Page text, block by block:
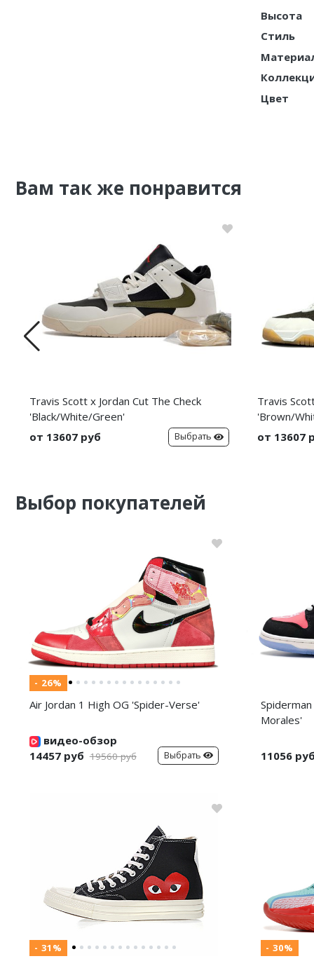
Высота
Стиль
Цвет
Вам так же понравится
Travis Scott x Jordan Cut The Check
'Black/White/Green'
от 13607 руб
Выбрать
Travis
'Brown/
от 13607
Выбор покупателей
- 26%
Air Jordan 1 High OG 'Spider-Verse'
видео-обзор
14457 руб 19560 руб Выбрать
Morales'
11056 руб
- 31% - 30%